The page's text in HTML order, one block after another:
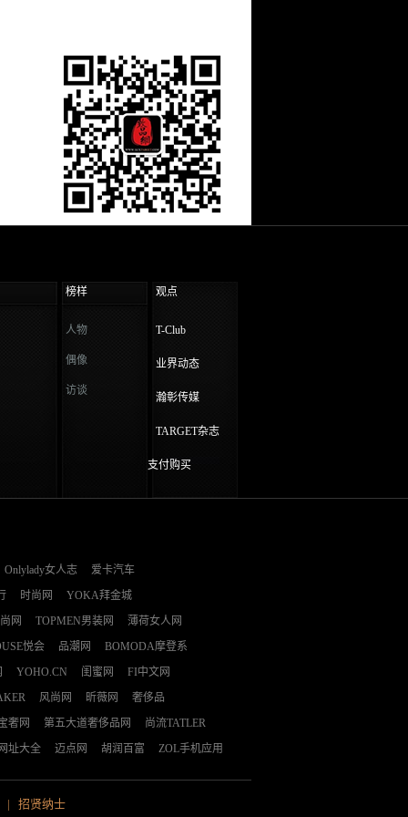
榜样 观点
人物
偶像
访谈
T-Club
业界动态
瀚彰传媒
TARGET杂志
支付购买
Onlylady女人志
爱卡汽车
时尚网
YOKA拜金城
网
TOPMEN男装网
薄荷女人网
悦会
品潮网
BOMODA摩登系
YOHO.CN 闺蜜网
FI中文网
风尚网 昕薇网
奢侈品
奢网
第五大道奢侈品网
尚流TATLER
址大全
迈点网 胡润百富 ZOL手机应用
招贤纳士